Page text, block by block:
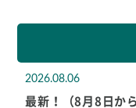
2026.08.06
最新！（8月8日か